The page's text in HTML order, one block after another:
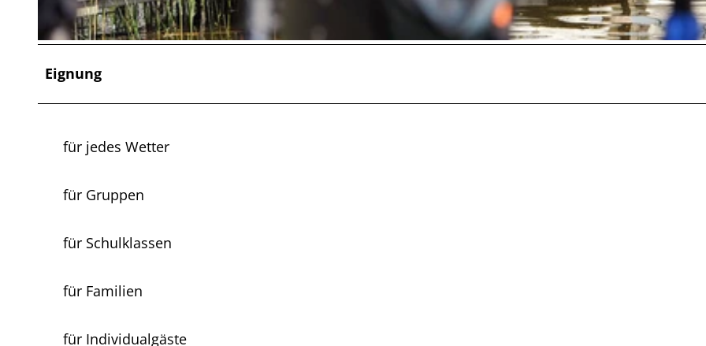
© Südheide Gifhorn GmbH/Frank Bierstedt |CC-BY
Eignung
für jedes Wetter
für Gruppen
für Schulklassen
für Familien
für Individualgäste